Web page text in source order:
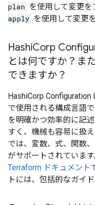
plan を使用して変更を
apply を使用して変更
HashiCorp
とは何ですか？ま
できますか？
HashiCorp Configuration
で使用される構成言語
を明確かつ効率的に記
すく、機械も容易に扱
では、変数、式、関数
がサポートされています
Terraform ドキュメント
トには、包括的なガイ